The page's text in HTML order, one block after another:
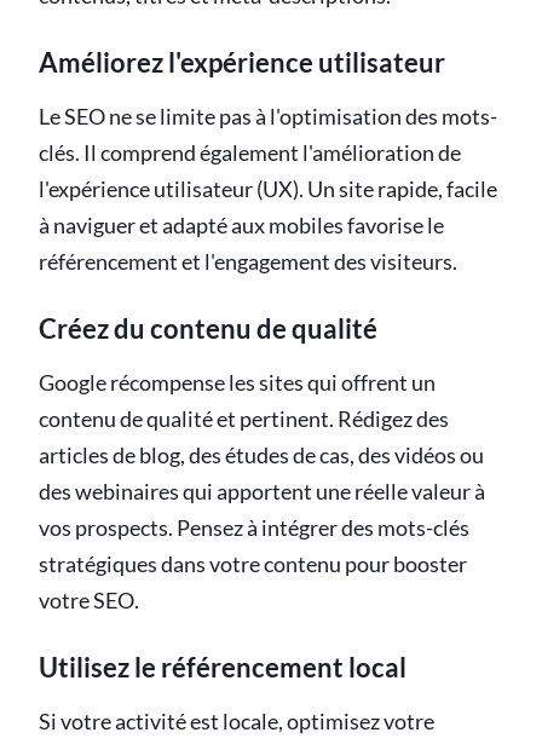
Améliorez l'expérience utilisateur
Le SEO ne se limite pas à l'optimisation des mots-
clés. Il comprend également l'amélioration de
l'expérience utilisateur (UX). Un site rapide, facile
à naviguer et adapté aux mobiles favorise le
référencement et l'engagement des visiteurs.
Créez du contenu de qualité
Google récompense les sites qui offrent un
contenu de qualité et pertinent. Rédigez des
articles de blog, des études de cas, des vidéos ou
des webinaires qui apportent une réelle valeur à
vos prospects. Pensez à intégrer des mots-clés
stratégiques dans votre contenu pour booster
votre SEO.
Utilisez le référencement local
Si votre activité est locale, optimisez votre